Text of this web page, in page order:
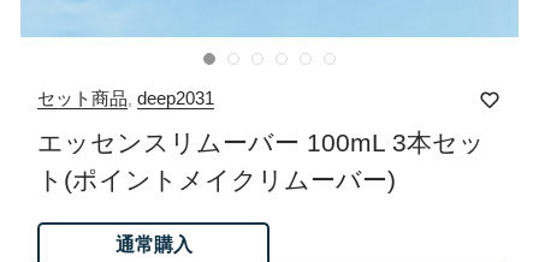
セット商品 ,deep2031
エッセンスリムーバー 100mL 3本セッ
ト(ポイントメイクリムーバー)
通常購入